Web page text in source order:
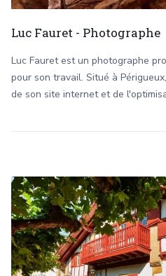
Luc Fauret - Photographe
Luc Fauret est un photographe
pour son travail. Situé à
de son site internet et de